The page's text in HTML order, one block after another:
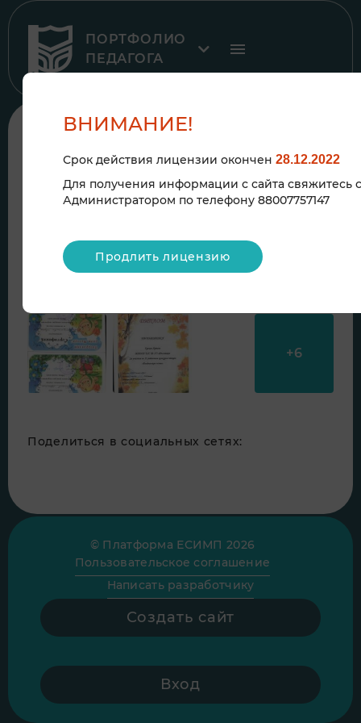
ПОРТФОЛИО
ПЕДАГОГА
К рубрике
ДИПЛОМЫ, ГРАМОТЫ,
БЛАГОДАРСТВЕННЫЕ ПИСЬМА
+6
Поделиться в социальных сетях:
© Платформа ЕСИМП 2026
Пользовательское соглашение
Написать разработчику
Создать сайт
Вход
ВНИМАНИЕ!
Срок действия лицензии окончен 28.12.2022
Для получения информации с сайта свяжитесь с
Администратором по телефону 88007757147
Продлить лицензию